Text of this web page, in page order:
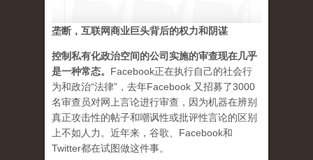
垄断，互联网商业巨头背后的权力和阴谋
控制私有化政治空间的公司实施的审查现在几乎
是一种常态。 Facebook正在执行自己的社会行
为和政治“法律”，去年Facebook 又招募了3000
名审查员对网上言论进行审查，因为机器在辨别
真正攻击性的帖子和嘲讽性或批评性言论的区别
上不如人力。近年来，谷歌、Facebook和
Twitter都在试图做这件事。